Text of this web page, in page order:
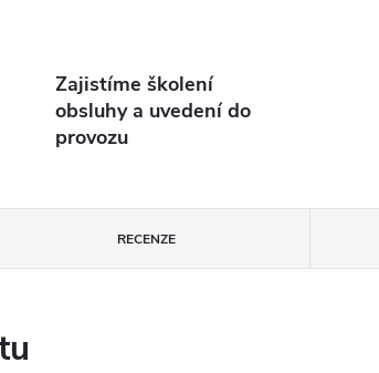
Zajistíme školení
obsluhy a uvedení do
provozu
RECENZE